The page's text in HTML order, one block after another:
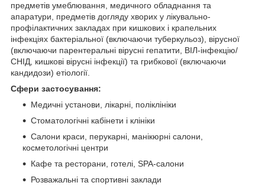
предметів умеблювання, медичного обладнання та
апаратури, предметів догляду хворих у лікувально-
профілактичних закладах при кишкових і крапельних
інфекціях бактеріальної (включаючи туберкульоз), вірусної
(включаючи парентеральні вірусні гепатити, ВІЛ-інфекцію/
СНІД, кишкові вірусні інфекції) та грибкової (включаючи
кандидози) етіології.
Сфери застосування:
Медичні установи, лікарні, поліклініки
Стоматологічні кабінети і клініки
Салони краси, перукарні, манікюрні салони,
косметологічні центри
Кафе та ресторани, готелі, SPA-салони
Розважальні та спортивні заклади